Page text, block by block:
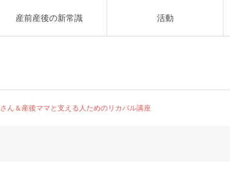
産前産後の新常識 活動
ん＆産後ママと支える人ためのリカバル講座